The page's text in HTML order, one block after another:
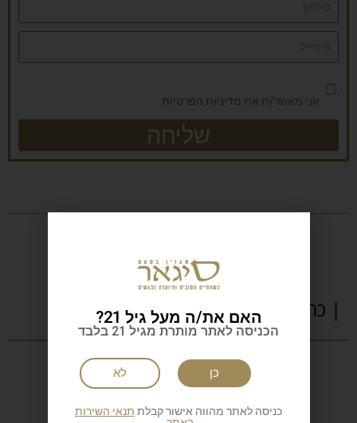
אני מאשר/ת את מדיניות הפרטיות
שליחה
| כתבות נוספותהאם את/ה מעל גיל 21?
הכניסה לאתר מותרת מגיל 21 בלבד
לא כן
כניסה לאתר מהווה אישור קבלת תנאי השירות